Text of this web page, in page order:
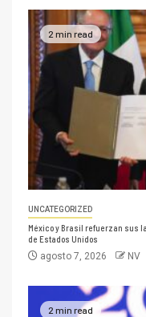
2 min read
UNCATEGORIZED
México y Brasil refuerzan sus
de Estados Unidos
agosto 7, 2026 NV
2 min read